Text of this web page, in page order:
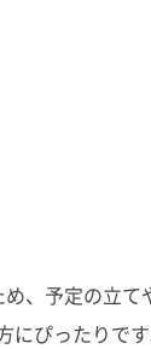
、予定の立
ぴったりで